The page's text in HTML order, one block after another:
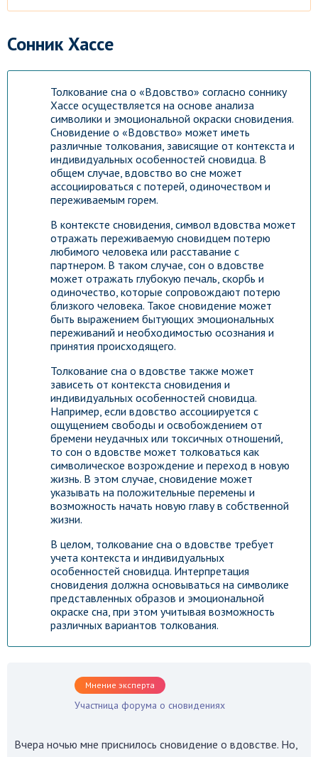
Узнай что ждет тебя уже
Сонник Хассе
Толкование сна о «Вдовство» согласно соннику
Хассе осуществляется на основе анализа
символики и эмоциональной окраски сновидения.
Сновидение о «Вдовство» может иметь
различные толкования, зависящие от контекста и
индивидуальных особенностей сновидца. В
общем случае, вдовство во сне может
ассоциироваться с потерей, одиночеством и
переживаемым горем.
В контексте сновидения, символ вдовства может
отражать переживаемую сновидцем потерю
любимого человека или расставание с
партнером. В таком случае, сон о вдовстве
может отражать глубокую печаль, скорбь и
одиночество, которые сопровождают потерю
близкого человека. Такое сновидение может
быть выражением бытующих эмоциональных
переживаний и необходимостью осознания и
принятия происходящего.
Толкование сна о вдовстве также может
зависеть от контекста сновидения и
индивидуальных особенностей сновидца.
Например, если вдовство ассоциируется с
ощущением свободы и освобождением от
бремени неудачных или токсичных отношений,
то сон о вдовстве может толковаться как
символическое возрождение и переход в новую
жизнь. В этом случае, сновидение может
указывать на положительные перемены и
возможность начать новую главу в собственной
жизни.
В целом, толкование сна о вдовстве требует
учета контекста и индивидуальных
особенностей сновидца. Интерпретация
сновидения должна основываться на символике
представленных образов и эмоциональной
окраске сна, при этом учитывая возможность
различных вариантов толкования.
Мнение эксперта
Участница форума о сновидениях
Вчера ночью мне приснилось сновидение о вдовстве. Но,